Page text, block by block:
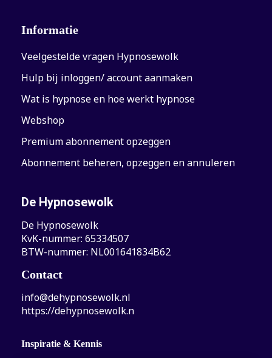
Informatie
Veelgestelde vragen Hypnosewolk
Hulp bij inloggen/ account aanmaken
Wat is hypnose en hoe werkt hypnose
Webshop
Premium abonnement opzeggen
Abonnement beheren, opzeggen en annuleren
De Hypnosewolk
De Hypnosewolk
KvK-nummer: 65334507
BTW-nummer: NL001641834B62
Contact
info@dehypnosewolk.nl
https://dehypnosewolk.n
Inspiratie & Kennis